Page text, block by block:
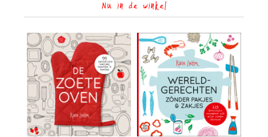
Nu in de winkel